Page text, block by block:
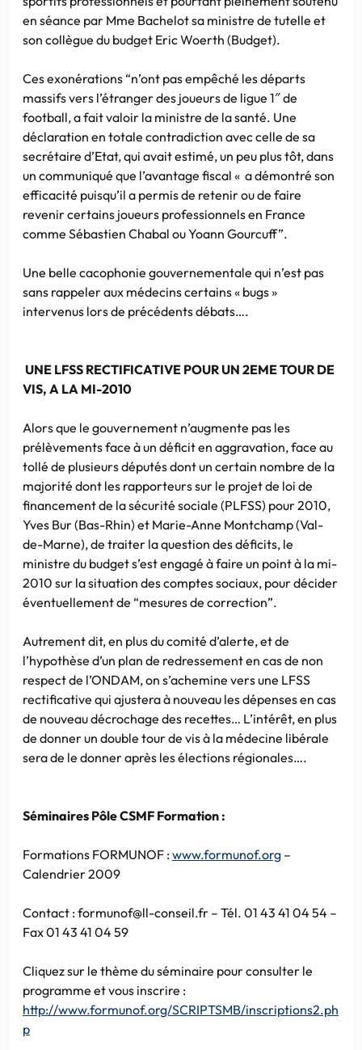
en séance par Mme Bachelot sa ministre de tutelle et
son collègue du budget Eric Woerth (Budget).
Ces exonérations “n’ont pas empêché les départs
massifs vers l’étranger des joueurs de ligue 1″ de
football, a fait valoir la ministre de la santé. Une
déclaration en totale contradiction avec celle de sa
secrétaire d’Etat, qui avait estimé, un peu plus tôt, dans
un communiqué que l’avantage fiscal « a démontré son
efficacité puisqu’il a permis de retenir ou de faire
revenir certains joueurs professionnels en France
comme Sébastien Chabal ou Yoann Gourcuff”.
Une belle cacophonie gouvernementale qui n’est pas
sans rappeler aux médecins certains « bugs »
intervenus lors de précédents débats….
UNE LFSS RECTIFICATIVE POUR UN 2EME TOUR DE
VIS, A LA MI-2010
Alors que le gouvernement n’augmente pas les
prélèvements face à un déficit en aggravation, face au
tollé de plusieurs députés dont un certain nombre de la
majorité dont les rapporteurs sur le projet de loi de
financement de la sécurité sociale (PLFSS) pour 2010,
Yves Bur (Bas-Rhin) et Marie-Anne Montchamp (Val-
de-Marne), de traiter la question des déficits, le
ministre du budget s’est engagé à faire un point à la mi-
2010 sur la situation des comptes sociaux, pour décider
éventuellement de “mesures de correction”.
Autrement dit, en plus du comité d’alerte, et de
l’hypothèse d’un plan de redressement en cas de non
respect de l’ONDAM, on s’achemine vers une LFSS
rectificative qui ajustera à nouveau les dépenses en cas
de nouveau décrochage des recettes… L’intérêt, en plus
de donner un double tour de vis à la médecine libérale
sera de le donner après les élections régionales….
Séminaires Pôle CSMF Formation :
Formations FORMUNOF :www.formunof.org –
Calendrier 2009
Contact : formunof@ll-conseil.fr – Tél. 01 43 41 04 54 –
Fax 01 43 41 04 59
Cliquez sur le thème du séminaire pour consulter le
programme et vous inscrire :
http://www.formunof.org/SCRIPTSMB/inscriptions2.ph
p